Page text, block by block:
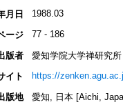
月日 1988.03
ージ 77 - 186
版者
愛知学院大学禅研究所
イト
https://
版地
愛知, 日本 [Aichi,